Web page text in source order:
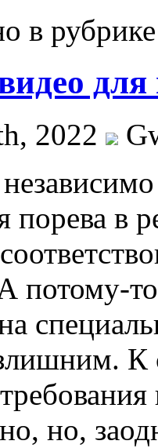
в
2022
порева в
потому-
К
но,